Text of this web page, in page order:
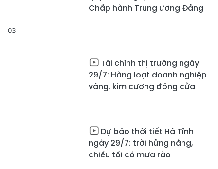
03
Chấp hành Trung ương Đảng
Tài chính thị trường ngày
29/7: Hàng loạt doanh nghiệp
vàng, kim cương đóng cửa
Dự báo thời tiết Hà Tĩnh
ngày 29/7: trời hửng nắng,
chiều tối có mưa rào